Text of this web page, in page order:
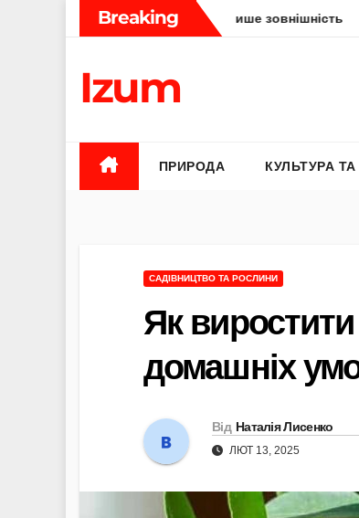
Breaking
укус, отрута чи лише зовнішність
Izum
ПРИРОДА КУЛЬТУРА
САДІВНИЦТВО ТА РОСЛИНИ
Як
домашніх
Від Наталія Лисенко
ЛЮТ 13, 2025